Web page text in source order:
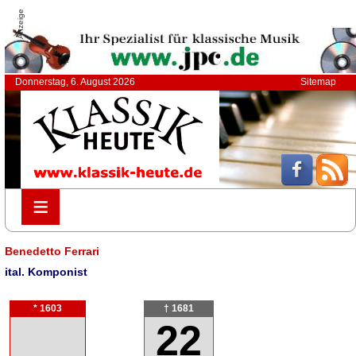
Anzeige
Donnerstag, 6. August 2026 Sitemap
≡
≡
Benedetto Ferrari
ital. Komponist
* 1603 † 1681
22